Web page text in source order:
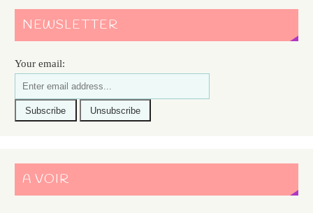
NEWSLETTER
Your email:
A VOIR